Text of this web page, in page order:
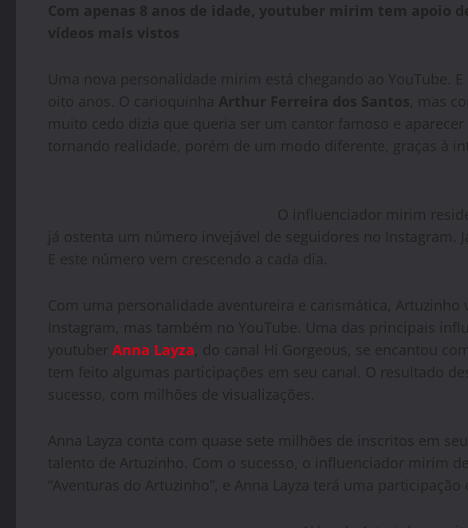
Com apenas 8 anos de idade, youtuber mirim tem apoio
vídeos mais vistos
Uma nova personalidade mirim está chegando ao YouTube.
oito anos. O carioquinha Arthur Ferreira dos Santos, mas
muito cedo dizia que queria ser um cantor famoso e aparecer
tornando realidade, porém de um modo diferente, graças à
O influenciador mirim
já ostenta um número invejável de seguidores no Instagram.
E este número vem crescendo a cada dia.
Com uma personalidade aventureira e carismática,
Instagram, mas também no YouTube. Uma das principais
youtuber Anna Layza, do canal Hi Gorgeous, se encantou
tem feito algumas participações em seu canal. O resultado
sucesso, com milhões de visualizações.
Anna Layza conta com quase sete milhões de inscritos em
talento de Artuzinho. Com o sucesso, o influenciador mirim
“Aventuras do Artuzinho”, e Anna Layza terá uma participação